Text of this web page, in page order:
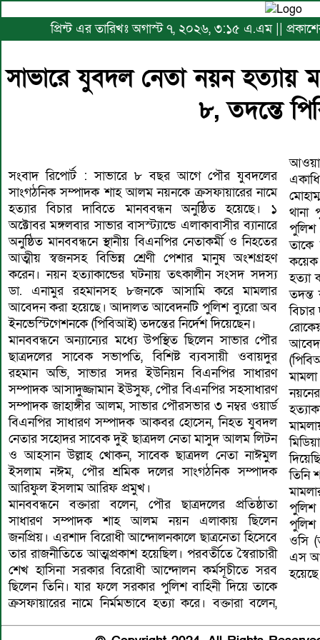
প্রিন্ট এর তারিখঃ অগাস্ট ৭, ২০২৬, ৩:১৫ এ.এম ||
সাভারে যুবদল নেতা নয়ন হত্যায়
৮, তদন্তে
সংবাদ রিপোর্ট : সাভারে ৮ বছর আগে পৌর যুবদলের
সাংগঠনিক সম্পাদক শাহ আলম নয়নকে ক্রসফায়ারের নামে
হত্যার বিচার দাবিতে মানববন্ধন অনুষ্ঠিত হয়েছে। ১
অক্টোবর মঙ্গলবার সাভার বাসস্ট্যান্ডে এলাকাবাসীর ব্যানারে
অনুষ্ঠিত মানববন্ধনে স্থানীয় বিএনপির নেতাকর্মী ও নিহতের
আত্মীয় স্বজনসহ বিভিন্ন শ্রেণী পেশার মানুষ অংশগ্রহণ
করেন। নয়ন হত্যাকান্ডের ঘটনায় তৎকালীন সংসদ সদস্য
ডা. এনামুর রহমানসহ ৮জনকে আসামি করে মামলার
আবেদন করা হয়েছে। আদালত আবেদনটি পুলিশ ব্যুরো অব
ইনভেস্টিগেশনকে (পিবিআই) তদন্তের নির্দেশ দিয়েছেন।
মানববন্ধনে অন্যান্যের মধ্যে উপস্থিত ছিলেন সাভার পৌর
ছাত্রদলের সাবেক সভাপতি, বিশিষ্ট ব্যবসায়ী ওবায়দুর
রহমান অভি, সাভার সদর ইউনিয়ন বিএনপির সাধারণ
সম্পাদক আসাদুজ্জামান ইউসুফ, পৌর বিএনপির সহসাধারণ
সম্পাদক জাহাঙ্গীর আলম, সাভার পৌরসভার ৩ নম্বর ওয়ার্ড
বিএনপির সাধারণ সম্পাদক আকবর হোসেন, নিহত যুবদল
নেতার সহোদর সাবেক দুই ছাত্রদল নেতা মাসুদ আলম লিটন
ও আহসান উল্লাহ খোকন, সাবেক ছাত্রদল নেতা নাঈমুল
ইসলাম নঈম, পৌর শ্রমিক দলের সাংগঠনিক সম্পাদক
আরিফুল ইসলাম আরিফ প্রমুখ।
মানববন্ধনে বক্তারা বলেন, পৌর ছাত্রদলের প্রতিষ্ঠাতা
সাধারণ সম্পাদক শাহ আলম নয়ন এলাকায় ছিলেন
জনপ্রিয়। এরশাদ বিরোধী আন্দোলনকালে ছাত্রনেতা হিসেবে
তার রাজনীতিতে আত্মপ্রকাশ হয়েছিল। পরবর্তীতে স্বৈরাচারী
শেখ হাসিনা সরকার বিরোধী আন্দোলন কর্মসূচীতে সরব
ছিলেন তিনি। যার ফলে সরকার পুলিশ বাহিনী দিয়ে তাকে
ক্রসফায়ারের নামে নির্মমভাবে হত্যা করে। বক্তারা বলেন,
পুলিশ
তাকে
কয়েক
হত্যা
তদন্ত
তিনি
পুলিশ
পুলিশ
ওসি
এস